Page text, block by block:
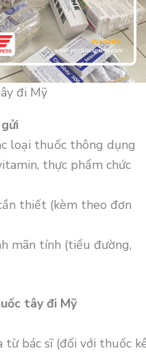
đi Mỹ
loại thuốc thông dụng
thực phẩm chức
thiết (kèm theo đơn
mãn tính (tiểu đường,
tây đi Mỹ
bác sĩ (đối với thuốc